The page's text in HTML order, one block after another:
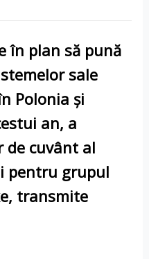
în plan să pună
sale
Polonia şi
an, a
cuvânt al
pentru grupul
transmite